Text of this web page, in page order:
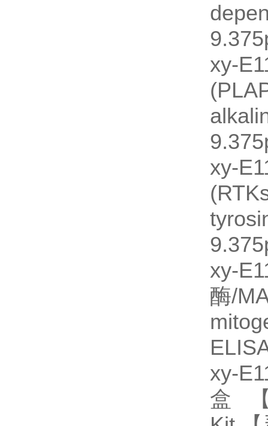
xy-
xy-
xy-
酶/
xy-
盒